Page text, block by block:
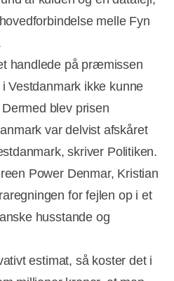
melle Fyn
handlede på præmissen
Vestdanmark ikke kunne
blev prisen
var delvist afskåret
skriver Politiken.
Power Denmar, Kristian
for fejlen op i et
husstande og
estimat, så koster det i